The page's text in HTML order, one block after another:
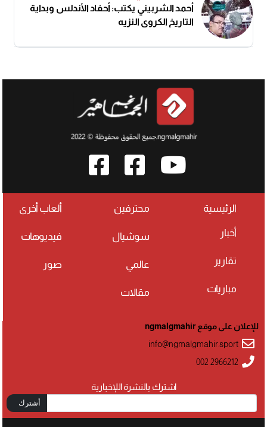
أحمد الشربيني يكتب: أحفاد الأندلس وبداية
التاريخ الكروي النزيه
الرئيسية
أخبار
تقارير
مباريات
محترفين
سوشيال
عالمي
مقالات
ألعاب أخرى
فيديوهات
صور
اشترك بالنشرة اللإخبارية
أشترك
للإعلان على موقع ngmalgmahir
info@ngmalgmahir.sport
002 2966212